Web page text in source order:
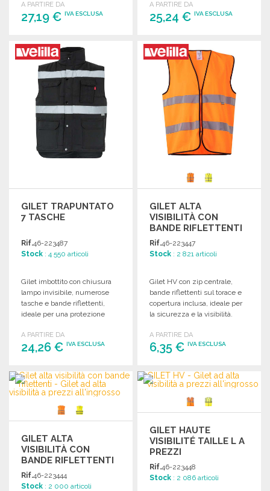
A PARTIRE DA
27,19 € IVA ESCLUSA
ORDINARE
Richiedi un preventivo
A PARTIRE DA
25,24 €IVA ESCLUSA
ORDINARE
Richiedi un preventivo
GILET TRAPUNTATO
7 TASCHE
Rif.46-223487
Stock : 4 550 articoli
Gilet imbottito con chiusura
lampo invisibile, numerose
tasche e bande riflettenti,
ideale per una protezione
superiore.
A PARTIRE DA
24,26 € IVA ESCLUSA
ORDINARE
Richiedi un preventivo
GILET ALTA
VISIBILITÀ CON
BANDE RIFLETTENTI
A PREZZI
ALL'INGROSSO
Rif.46-223447
Stock : 2 821 articoli
Gilet HV con zip centrale,
bande riflettenti sul torace e
copertura inclusa, ideale per
la sicurezza e la visibilità.
A PARTIRE DA
6,35 €IVA ESCLUSA
ORDINARE
Richiedi un preventivo
GILET ALTA
VISIBILITÀ CON
BANDE RIFLETTENTI
Rif.46-223444
Stock : 2 000 articoli
GILET HAUTE
VISIBILITÉ TAILLE L A
PREZZI
ALL'INGROSSO
Rif.46-223448
Stock : 2 086 articoli